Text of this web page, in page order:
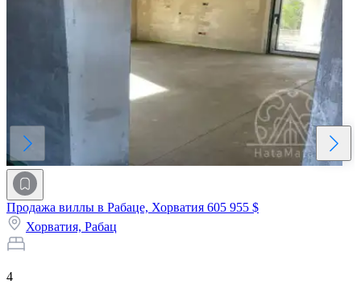
Продажа виллы в Рабаце, Хорватия 605 955 $
Хорватия, Рабац
4